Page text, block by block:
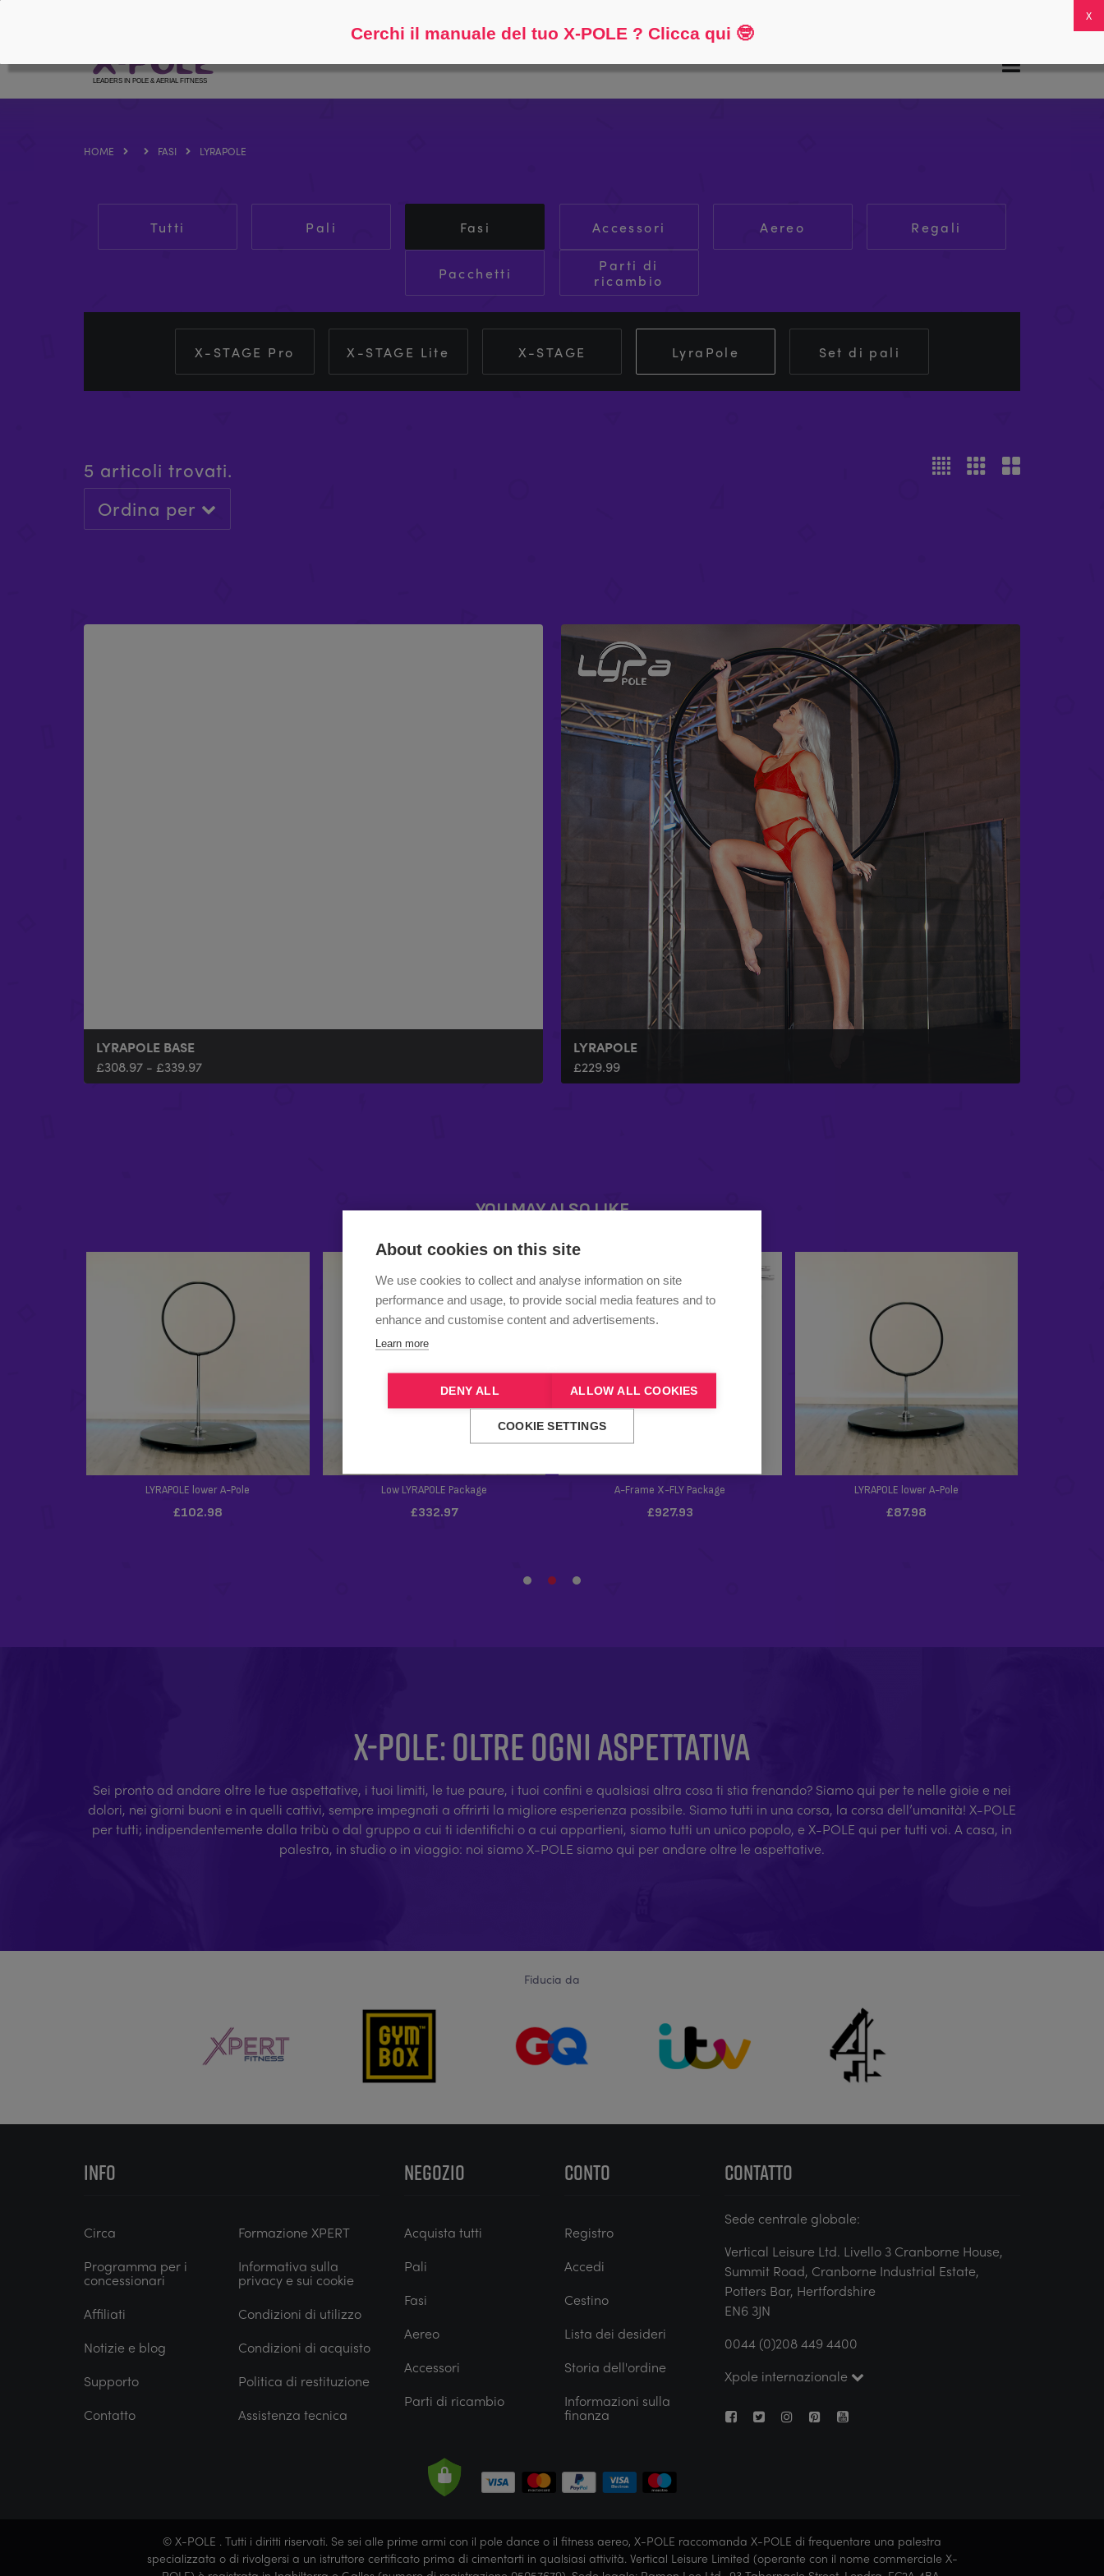
HOME FASI LYRAPOLE
Tutti Pali Fasi Accessori Aereo Regali
Pacchetti
Parti di
ricambio
X-STAGE Pro X-STAGE Lite X-STAGE LyraPole Set di pali
5 articoli trovati.
Ordina per
LYRAPOLE BASE
£308.97 - £339.97
LYRAPOLE
£229.99
LYRAPOLE POLO LYRAPOLE A
X-POLE: OLTRE OGNI ASPETTATIVA
Sei pronto ad andare oltre le tue aspettative, i tuoi limiti, le tue paure, i tuoi confini e qualsiasi altra cosa ti stia frenando? Siamo qui per te nelle gioie e nei
dolori, nei giorni buoni e in quelli cattivi, sempre impegnati a offrirti la migliore esperienza possibile. Siamo tutti in una corsa, la corsa dell’umanità! X-POLE
per tutti; indipendentemente dalla tribù o dal gruppo a cui ti identifichi o a cui appartieni, siamo tutti un unico popolo, e X-POLE qui per tutti voi. A casa, in
palestra, in studio o in viaggio: noi siamo X-POLE siamo qui per andare oltre le aspettative.
Fiducia da
INFO
Circa
Programma per i
concessionari
Affiliati
Notizie e blog
Supporto
Contatto
Formazione XPERT
Informativa sulla
privacy e sui cookie
Condizioni di utilizzo
Condizioni di acquisto
Politica di restituzione
Assistenza tecnica
NEGOZIO
Acquista tutti
Pali
Fasi
Aereo
Accessori
Parti di ricambio
CONTO
Registro
Accedi
Cestino
Lista dei desideri
Storia dell'ordine
Informazioni sulla
finanza
CONTATTO
Sede centrale globale:
Vertical Leisure Ltd. Livello 3 Cranborne House,
Summit Road, Cranborne Industrial Estate,
Potters Bar, Hertfordshire
EN6 3JN
0044 (0)208 449 4400
Xpole internazionale
© X-POLE . Tutti i diritti riservati. Se sei alle prime armi con il pole dance o il fitness aereo, X-POLE raccomanda X-POLE di frequentare una palestra
specializzata o di rivolgersi a un istruttore certificato prima di cimentarti in qualsiasi attività. Vertical Leisure Limited (operante con il nome commerciale X-
Cerchi il manuale del tuo X-POLE ? Clicca qui 🤓
About cookies on this site
We use cookies to collect and analyse information on site
performance and usage, to provide social media features and to
enhance and customise content and advertisements.
Learn more
DENY ALL ALLOW ALL COOKIES
COOKIE SETTINGS